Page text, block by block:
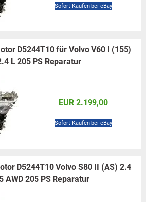
Sofort-Kaufen bei eBay
D5244T10 für Volvo V60 I (155)
L 205 PS Reparatur
EUR 2.199,00
Sofort-Kaufen bei eBay
D5244T10 Volvo S80 II (AS) 2.4
AWD 205 PS Reparatur